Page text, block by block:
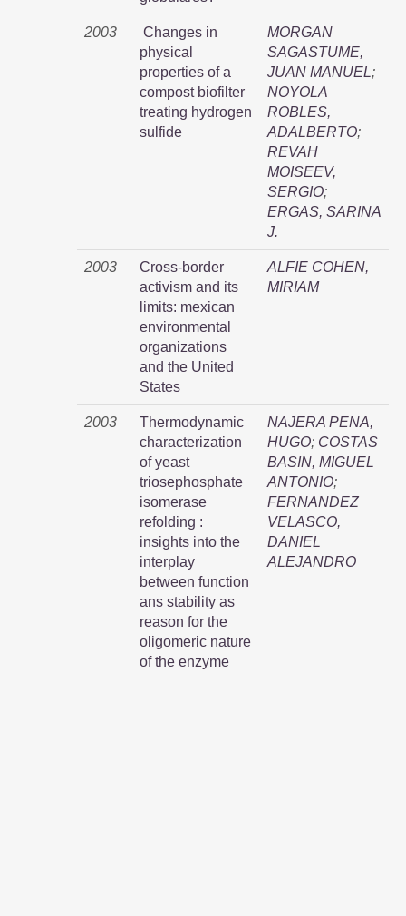
2003
Changes in
physical
properties of a
compost biofilter
treating hydrogen
sulfide
MORGAN
SAGASTUME,
JUAN MANUEL;
NOYOLA
ROBLES,
ADALBERTO;
REVAH
MOISEEV,
SERGIO;
ERGAS, SARINA
J.
2003
Cross-border
activism and its
limits: mexican
environmental
organizations
and the United
States
ALFIE COHEN,
MIRIAM
2003
Thermodynamic
characterization
of yeast
triosephosphate
isomerase
refolding :
insights into the
interplay
between function
ans stability as
reason for the
oligomeric nature
of the enzyme
NAJERA PENA,
HUGO; COSTAS
BASIN, MIGUEL
ANTONIO;
FERNANDEZ
VELASCO,
DANIEL
ALEJANDRO